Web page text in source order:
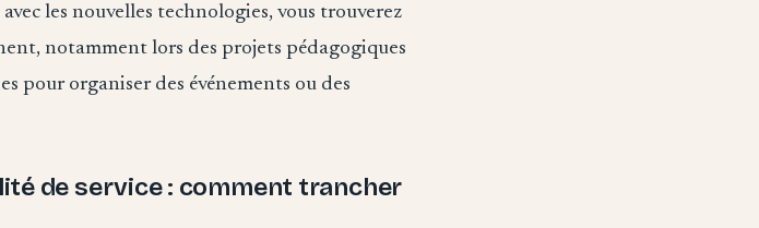
les nouvelles technologies, vous trouverez
notamment lors des projets pédagogiques
pour organiser des événements ou des
de service : comment trancher